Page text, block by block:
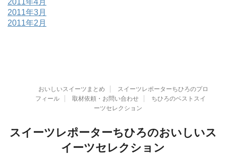
2011年4月
2011年3月
2011年2月
おいしいスイーツまとめ
スイーツレポーターちひろのプロ
フィール
取材依頼・お問い合わせ
ちひろのベストスイ
ーツセレクション
スイーツレポーターちひろのおいしいス
イーツセレクション